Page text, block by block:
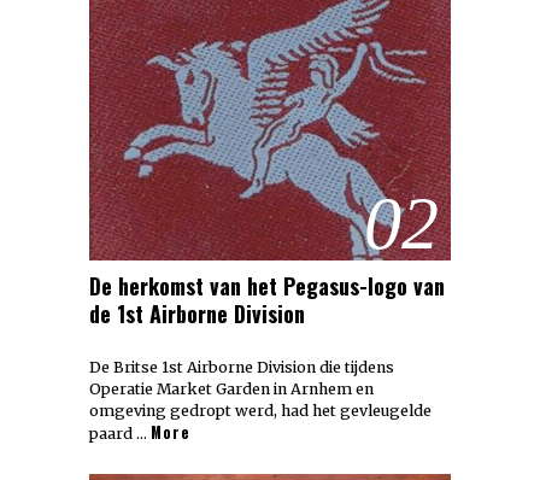
02
De herkomst van het Pegasus-logo van
de 1st Airborne Division
De Britse 1st Airborne Division die tijdens
Operatie Market Garden in Arnhem en
omgeving gedropt werd, had het gevleugelde
paard … More